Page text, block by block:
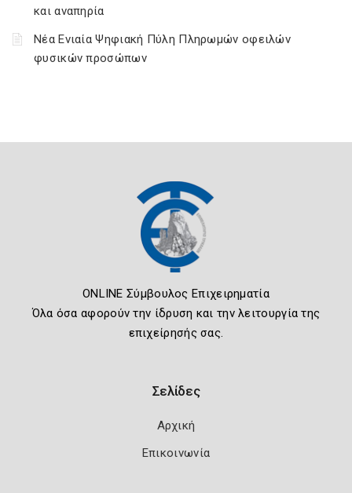
και αναπηρία
Νέα Ενιαία Ψηφιακή Πύλη Πληρωμών οφειλών
φυσικών προσώπων
ONLINE Σύμβουλος Επιχειρηματία
Όλα όσα αφορούν την ίδρυση και την λειτουργία της
επιχείρησής σας.
Σελίδες
Αρχική
Επικοινωνία